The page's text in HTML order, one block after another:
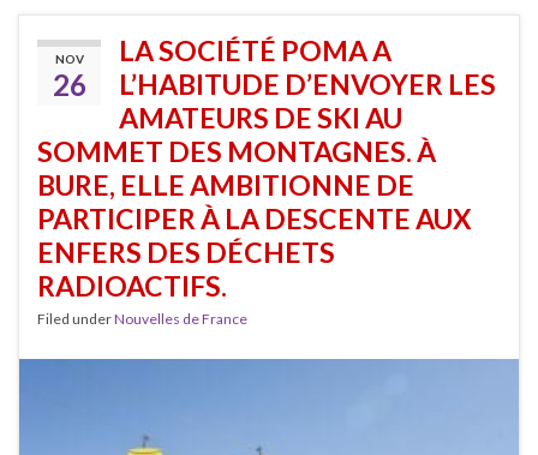
NOV
26
LA SOCIÉTÉ POMA A
L’HABITUDE D’ENVOYER LES
AMATEURS DE SKI AU
SOMMET DES MONTAGNES. À
BURE, ELLE AMBITIONNE DE
PARTICIPER À LA DESCENTE AUX
ENFERS DES DÉCHETS
RADIOACTIFS.
Filed underNouvelles de France